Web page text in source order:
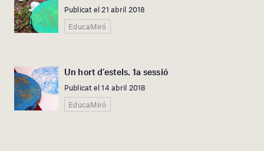
Publicat el 21 abril 2018
EducaMiró
Un hort d’estels. 1a sessió
Publicat el 14 abril 2018
EducaMiró